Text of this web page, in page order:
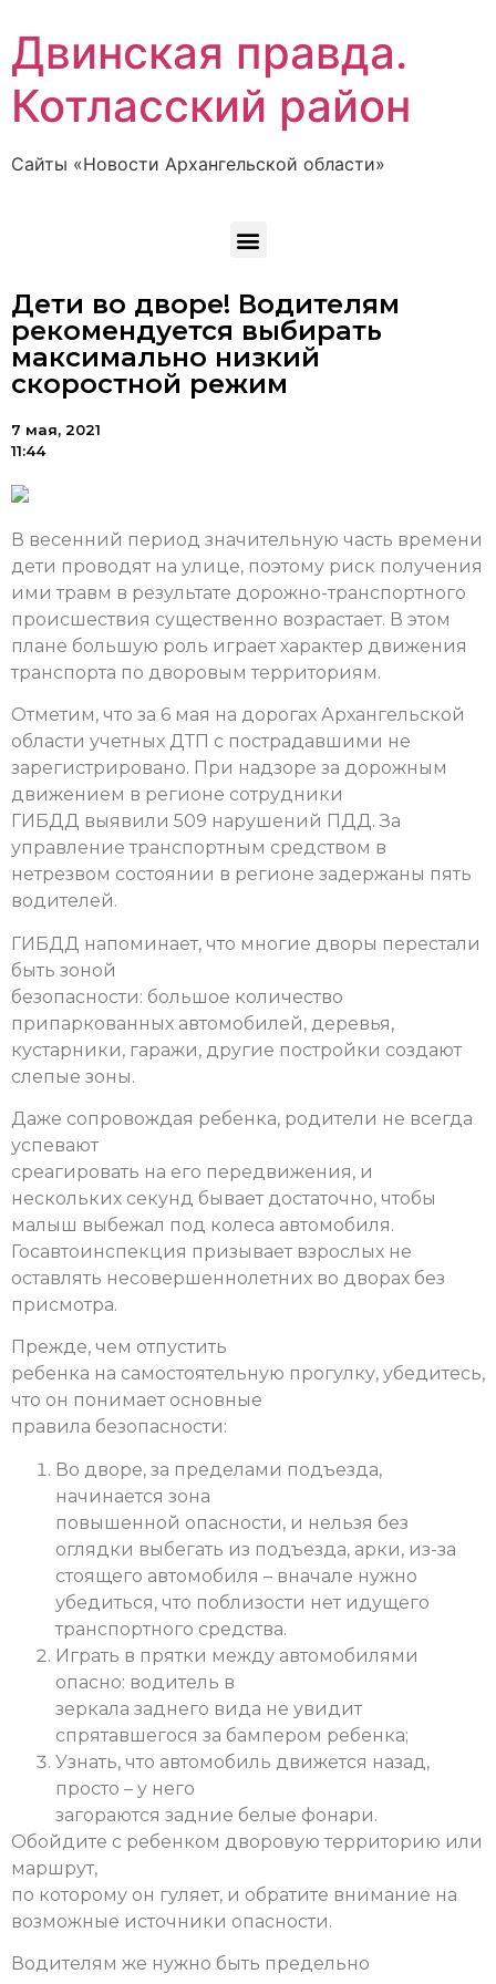
Двинская правда.
Котласский район
Сайты «Новости Архангельской области»
Дети во дворе! Водителям
рекомендуется выбирать
максимально низкий
скоростной режим
7 мая, 2021
11:44
В весенний период значительную часть времени
дети проводят на улице, поэтому риск получения
ими травм в результате дорожно-транспортного
происшествия существенно возрастает. В этом
плане большую роль играет характер движения
транспорта по дворовым территориям.
Отметим, что за 6 мая на дорогах Архангельской
области учетных ДТП с пострадавшими не
зарегистрировано. При надзоре за дорожным
движением в регионе сотрудники
ГИБДД выявили 509 нарушений ПДД. За
управление транспортным средством в
нетрезвом состоянии в регионе задержаны пять
водителей.
ГИБДД напоминает, что многие дворы перестали
быть зоной
безопасности: большое количество
припаркованных автомобилей, деревья,
кустарники, гаражи, другие постройки создают
слепые зоны.
Даже сопровождая ребенка, родители не всегда
успевают
среагировать на его передвижения, и
нескольких секунд бывает достаточно, чтобы
малыш выбежал под колеса автомобиля.
Госавтоинспекция призывает взрослых не
оставлять несовершеннолетних во дворах без
присмотра.
Прежде, чем отпустить
ребенка на самостоятельную прогулку, убедитесь,
что он понимает основные
правила безопасности:
Во дворе, за пределами подъезда,
начинается зона
повышенной опасности, и нельзя без
оглядки выбегать из подъезда, арки, из-за
стоящего автомобиля – вначале нужно
убедиться, что поблизости нет идущего
транспортного средства.
Играть в прятки между автомобилями
опасно: водитель в
зеркала заднего вида не увидит
спрятавшегося за бампером ребенка;
Узнать, что автомобиль движется назад,
просто – у него
загораются задние белые фонари.
Обойдите с ребенком дворовую территорию или
маршрут,
по которому он гуляет, и обратите внимание на
возможные источники опасности.
Водителям же нужно быть предельно